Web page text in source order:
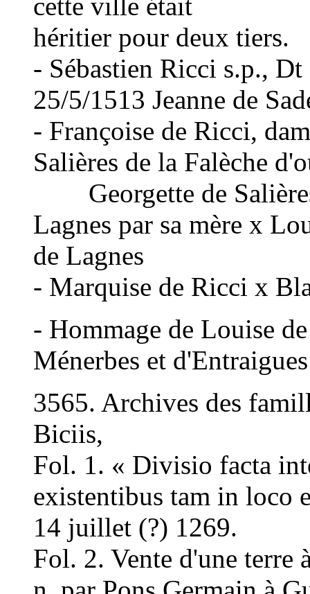
héritier pour deux tiers.
- Sébastien Ricci s.p.,
25/5/1513 Jeanne de
- Françoise de Ricci,
Salières de la Falèche
Georgette de
Lagnes par sa mère x
de Lagnes
- Marquise de Ricci x
- Hommage de Louise
Ménerbes et d'Entraigues
3565. Archives des
Biciis,
Fol. 1. « Divisio facta
existentibus tam in loco
14 juillet (?) 1269.
Fol. 2. Vente d'une terre